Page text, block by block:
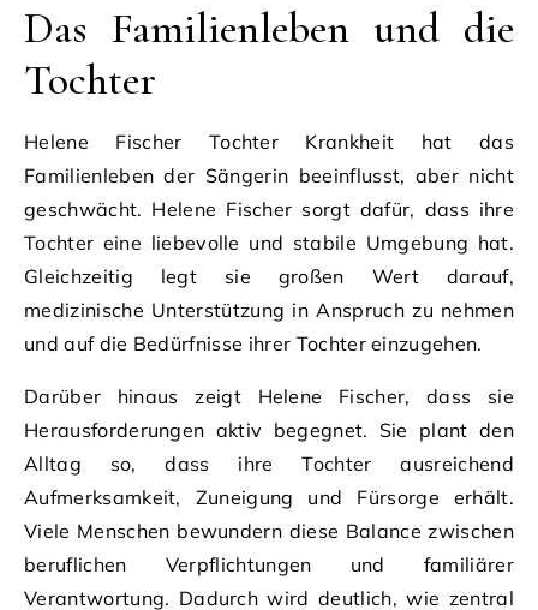
Das Familienleben und die
Tochter
Helene Fischer Tochter Krankheit hat das
Familienleben der Sängerin beeinflusst, aber nicht
geschwächt. Helene Fischer sorgt dafür, dass ihre
Tochter eine liebevolle und stabile Umgebung hat.
Gleichzeitig legt sie großen Wert darauf,
medizinische Unterstützung in Anspruch zu nehmen
und auf die Bedürfnisse ihrer Tochter einzugehen.
Darüber hinaus zeigt Helene Fischer, dass sie
Herausforderungen aktiv begegnet. Sie plant den
Alltag so, dass ihre Tochter ausreichend
Aufmerksamkeit, Zuneigung und Fürsorge erhält.
Viele Menschen bewundern diese Balance zwischen
beruflichen Verpflichtungen und familiärer
Verantwortung. Dadurch wird deutlich, wie zentral